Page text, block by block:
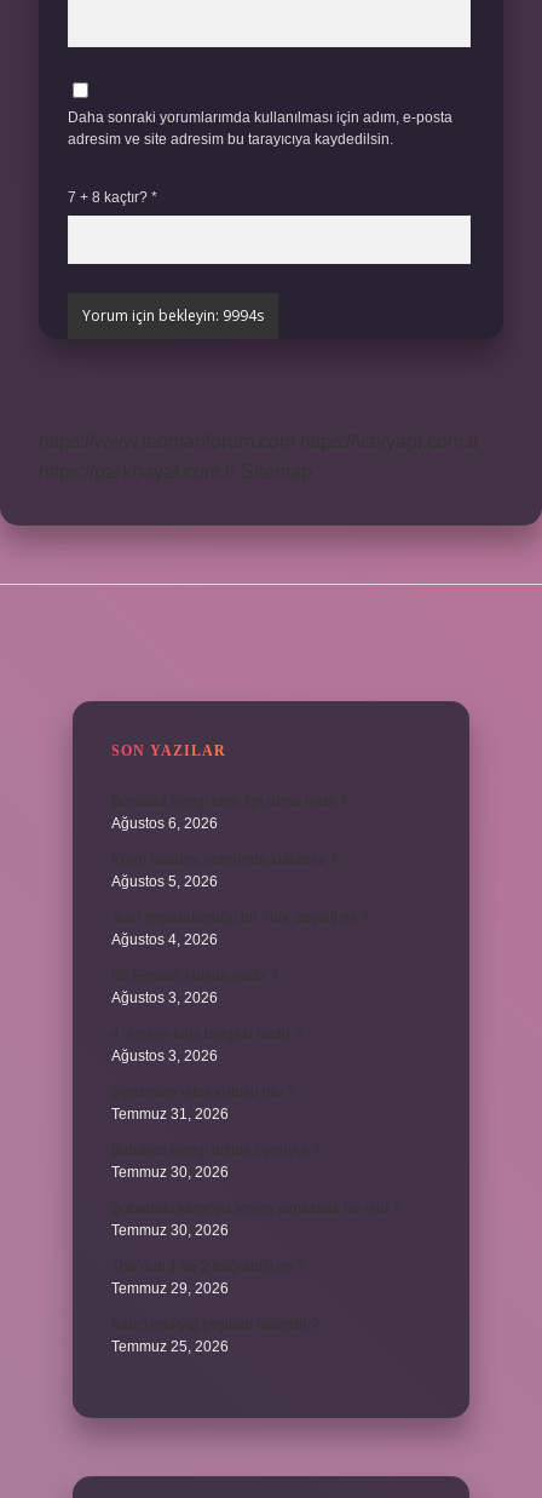
Daha sonraki yorumlarımda kullanılması için adım, e-posta
adresim ve site adresim bu tarayıcıya kaydedilsin.
7 + 8 kaçtır? *
SON YAZILAR
Ağustos 6, 2026
Ağustos 5, 2026
Ağustos 4, 2026
Ağustos 3, 2026
Ağustos 3, 2026
Temmuz 31, 2026
Temmuz 30, 2026
Temmuz 30, 2026
Temmuz 29, 2026
Temmuz 25, 2026